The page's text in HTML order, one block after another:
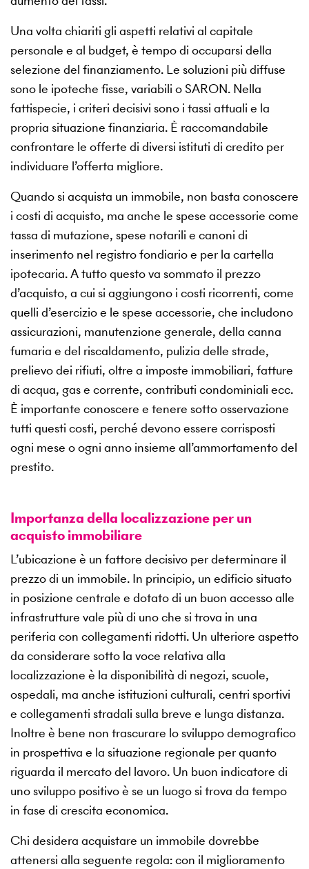
Una volta chiariti gli aspetti relativi al capitale
personale e al budget, è tempo di occuparsi della
selezione del finanziamento. Le soluzioni più diffuse
sono le ipoteche fisse, variabili o SARON. Nella
fattispecie, i criteri decisivi sono i tassi attuali e la
propria situazione finanziaria. È raccomandabile
confrontare le offerte di diversi istituti di credito per
individuare l’offerta migliore.
Quando si acquista un immobile, non basta conoscere
i costi di acquisto, ma anche le spese accessorie come
tassa di mutazione, spese notarili e canoni di
inserimento nel registro fondiario e per la cartella
ipotecaria. A tutto questo va sommato il prezzo
d’acquisto, a cui si aggiungono i costi ricorrenti, come
quelli d’esercizio e le spese accessorie, che includono
assicurazioni, manutenzione generale, della canna
fumaria e del riscaldamento, pulizia delle strade,
prelievo dei rifiuti, oltre a imposte immobiliari, fatture
di acqua, gas e corrente, contributi condominiali ecc.
È importante conoscere e tenere sotto osservazione
tutti questi costi, perché devono essere corrisposti
ogni mese o ogni anno insieme all’ammortamento del
prestito.
Importanza della localizzazione per un
acquisto immobiliare
L’ubicazione è un fattore decisivo per determinare il
prezzo di un immobile. In principio, un edificio situato
in posizione centrale e dotato di un buon accesso alle
infrastrutture vale più di uno che si trova in una
periferia con collegamenti ridotti. Un ulteriore aspetto
da considerare sotto la voce relativa alla
localizzazione è la disponibilità di negozi, scuole,
ospedali, ma anche istituzioni culturali, centri sportivi
e collegamenti stradali sulla breve e lunga distanza.
Inoltre è bene non trascurare lo sviluppo demografico
in prospettiva e la situazione regionale per quanto
riguarda il mercato del lavoro. Un buon indicatore di
uno sviluppo positivo è se un luogo si trova da tempo
in fase di crescita economica.
Chi desidera acquistare un immobile dovrebbe
attenersi alla seguente regola: con il miglioramento